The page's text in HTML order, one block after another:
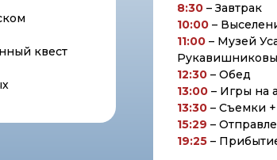
квест
8:30 – Завтрак
10:00 –
11:00 – Музей
12:30 – Обед
13:00 – Игры на
13:30 – Съемки
15:29 –
19:25 –